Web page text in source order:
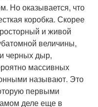
Но оказывается, что
коробка. Скорее
и живой
величины,
черных дыр,
массивных
называют. Это
первыми
деле еще в